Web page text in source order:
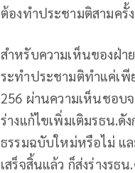
ต้องทำประชามติสามครั้ง
สำหรับความเห็นของฝ่า
ระทำประชามติทำแค่เพี
256 ผ่านความเห็นชอบ
ร่างแก้ไขเพิ่มเติมรธน.ดั
ธรรมฉบับใหม่หรือไม่ แ
เสร็จสิ้นแล้ว ก็ส่งร่างร